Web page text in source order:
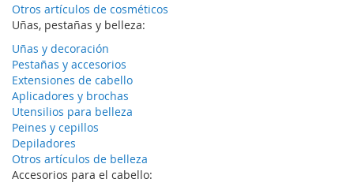
Otros artículos de cosméticos
Uñas, pestañas y belleza:
Uñas y decoración
Pestañas y accesorios
Extensiones de cabello
Aplicadores y brochas
Utensilios para belleza
Peines y cepillos
Depiladores
Otros artículos de belleza
Accesorios para el cabello: